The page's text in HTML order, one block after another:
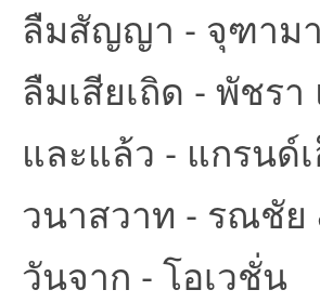
ลืมสัญญา - จุฑาม
ลืมเสียเถิด - พัชร
และแล้ว - แกรนด์
วนาสวาท - รณชั
วันจาก - โอเวชั่น